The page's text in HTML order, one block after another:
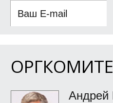
Андрей